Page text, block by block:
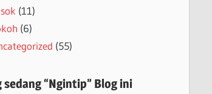
(11)
(6)
(55)
sedang “Ngintip” Blog ini